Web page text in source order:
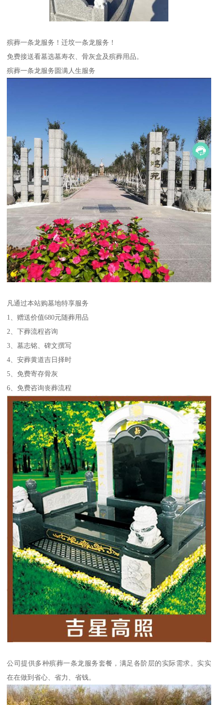
殡葬一条龙服务！迁坟一条龙服务！
免费接送看墓选墓寿衣、骨灰盒及殡葬用品。
殡葬一条龙服务圆满人生服务
凡通过本站购墓地特享服务
1、赠送价值680元随葬用品
2、下葬流程咨询
3、墓志铭、碑文撰写
4、安葬黄道吉日择时
5、免费寄存骨灰
6、免费咨询丧葬流程
公司提供多种殡葬一条龙服务套餐，满足各阶层的实际需求。实实
在在做到省心、省力、省钱。